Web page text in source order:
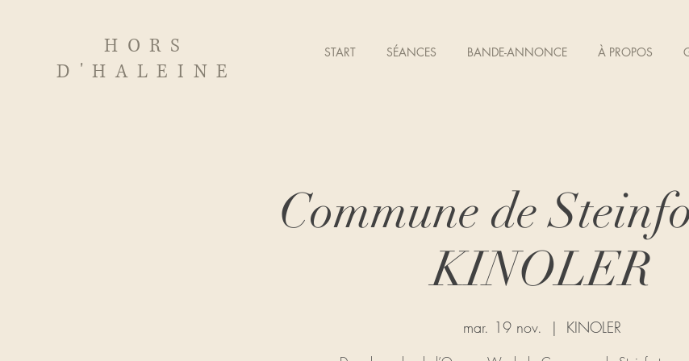
HORS
D'HALEINE
START SÉANCES BANDE-ANNONCE À PROPOS
Commune de
KINOLER
mar. 19 nov.
  |
KINOLER